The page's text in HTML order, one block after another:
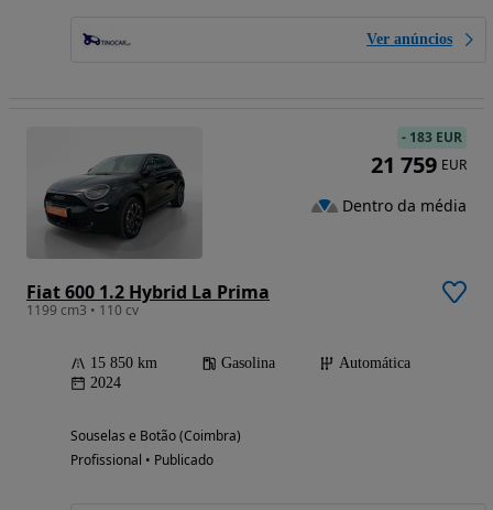
Ver anúncios
Fiat 600 1.2 Hybrid La Prima
1199 cm3 • 110 cv
15 850 km Gasolina
Automática
2024
Souselas e Botão (Coimbra)
Profissional • Publicado
- 183 EUR
21 759 EUR
Dentro da média